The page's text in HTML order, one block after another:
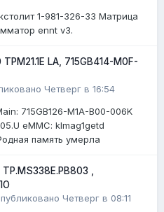
1-981-326-33 Матрица
ennt v3.
LA, 715GB414-M0F-
Четверг в 16:54
715GB126-M1A-B00-006K
eMMC: klmag1getd
память умерла
,
Четверг в 08:11